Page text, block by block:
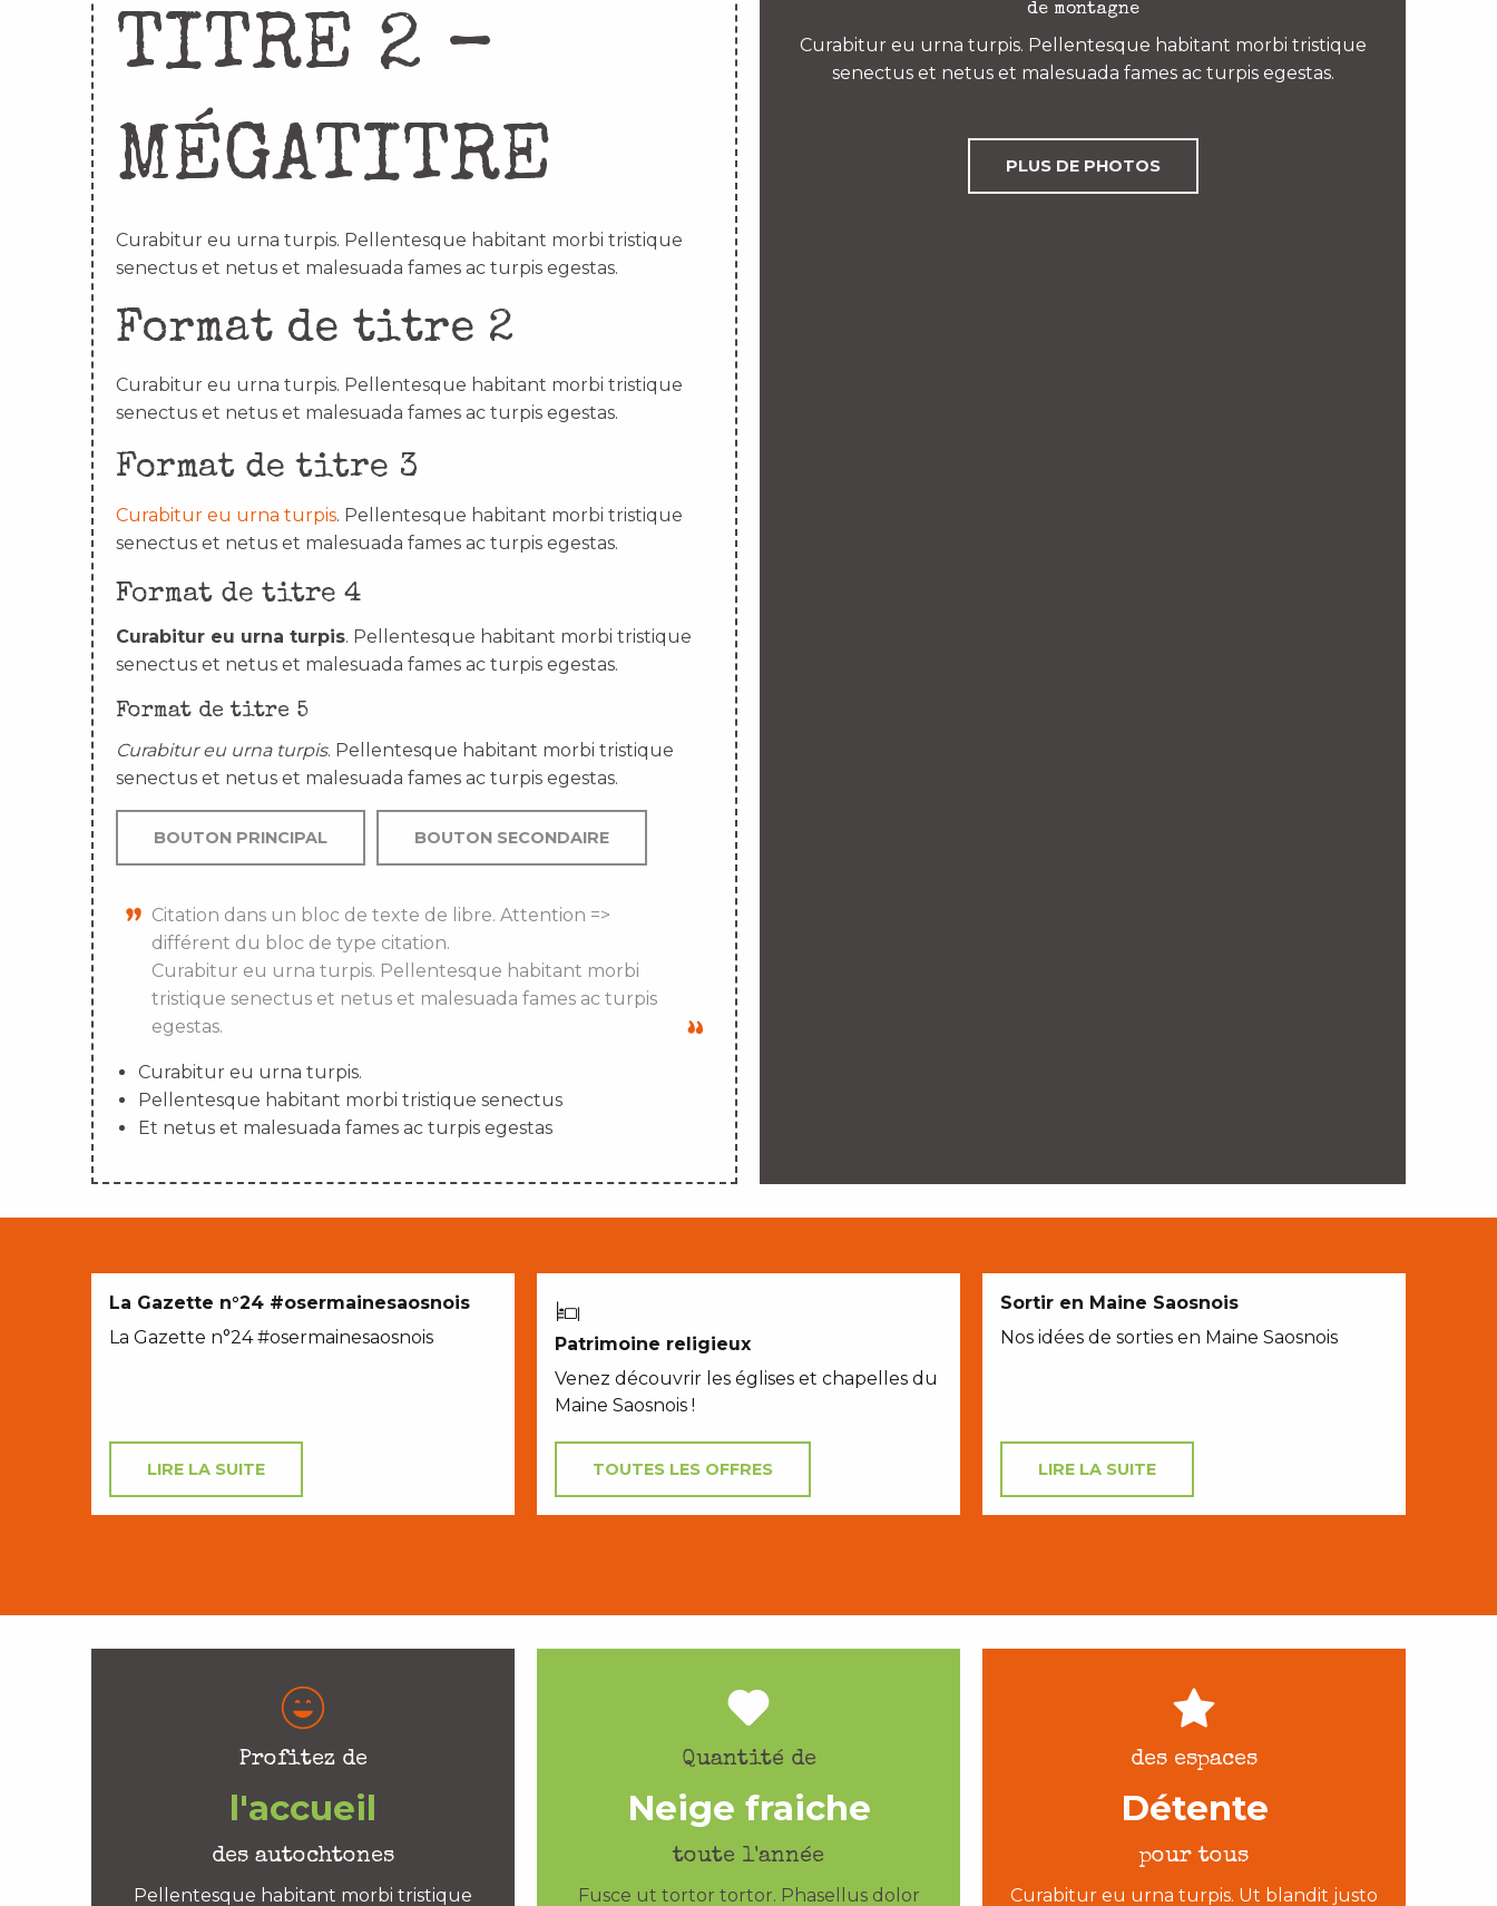
TITRE 2 –
MÉGATITRE
Curabitur eu urna turpis. Pellentesque habitant morbi tristique
senectus et netus et malesuada fames ac turpis egestas.
Format de titre 2
Curabitur eu urna turpis. Pellentesque habitant morbi tristique
senectus et netus et malesuada fames ac turpis egestas.
Format de titre 3
Curabitur eu urna turpis. Pellentesque habitant morbi tristique
senectus et netus et malesuada fames ac turpis egestas.
Format de titre 4
Curabitur eu urna turpis. Pellentesque habitant morbi tristique
senectus et netus et malesuada fames ac turpis egestas.
Format de titre 5
Curabitur eu urna turpis. Pellentesque habitant morbi tristique
senectus et netus et malesuada fames ac turpis egestas.
BOUTON PRINCIPAL BOUTON SECONDAIRE
Citation dans un bloc de texte de libre. Attention =>
différent du bloc de type citation.
Curabitur eu urna turpis. Pellentesque habitant morbi
tristique senectus et netus et malesuada fames ac turpis
egestas.
Curabitur eu urna turpis.
Pellentesque habitant morbi tristique senectus
Et netus et malesuada fames ac turpis egestas
de montagne
Curabitur eu urna turpis. Pellentesque habitant morbi tristique
senectus et netus et malesuada fames ac turpis egestas.
PLUS DE PHOTOS
La Gazette n°24 #osermainesaosnois
La Gazette n°24 #osermainesaosnois
LIRE LA SUITE
Patrimoine religieux
Venez découvrir les églises et chapelles du
Maine Saosnois !
TOUTES LES OFFRES
Sortir en Maine Saosnois
Nos idées de sorties en Maine Saosnois
LIRE LA SUITE
Profitez de
l'accueil
des autochtones
Pellentesque habitant morbi tristique
Quantité de
Neige fraiche
toute l'année
Fusce ut tortor tortor. Phasellus dolor
des espaces
Détente
pour tous
Curabitur eu urna turpis. Ut blandit justo